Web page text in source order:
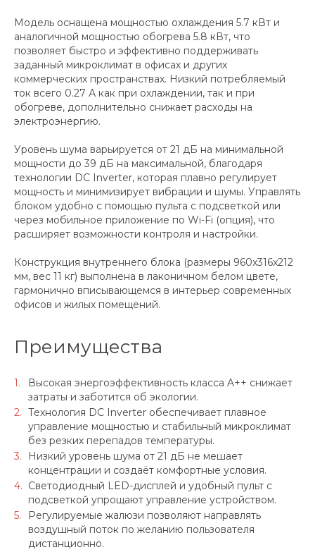
Модель оснащена мощностью охлаждения 5.7 кВт и
аналогичной мощностью обогрева 5.8 кВт, что
позволяет быстро и эффективно поддерживать
заданный микроклимат в офисах и других
коммерческих пространствах. Низкий потребляемый
ток всего 0.27 А как при охлаждении, так и при
обогреве, дополнительно снижает расходы на
электроэнергию.
Уровень шума варьируется от 21 дБ на минимальной
мощности до 39 дБ на максимальной, благодаря
технологии DC Inverter, которая плавно регулирует
мощность и минимизирует вибрации и шумы. Управлять
блоком удобно с помощью пульта с подсветкой или
через мобильное приложение по Wi-Fi (опция), что
расширяет возможности контроля и настройки.
Конструкция внутреннего блока (размеры 960x316x212
мм, вес 11 кг) выполнена в лаконичном белом цвете,
гармонично вписывающемся в интерьер современных
офисов и жилых помещений.
Преимущества
Высокая энергоэффективность класса A++ снижает
затраты и заботится об экологии.
Технология DC Inverter обеспечивает плавное
управление мощностью и стабильный микроклимат
без резких перепадов температуры.
Низкий уровень шума от 21 дБ не мешает
концентрации и создаёт комфортные условия.
Светодиодный LED-дисплей и удобный пульт с
подсветкой упрощают управление устройством.
Регулируемые жалюзи позволяют направлять
воздушный поток по желанию пользователя
дистанционно.